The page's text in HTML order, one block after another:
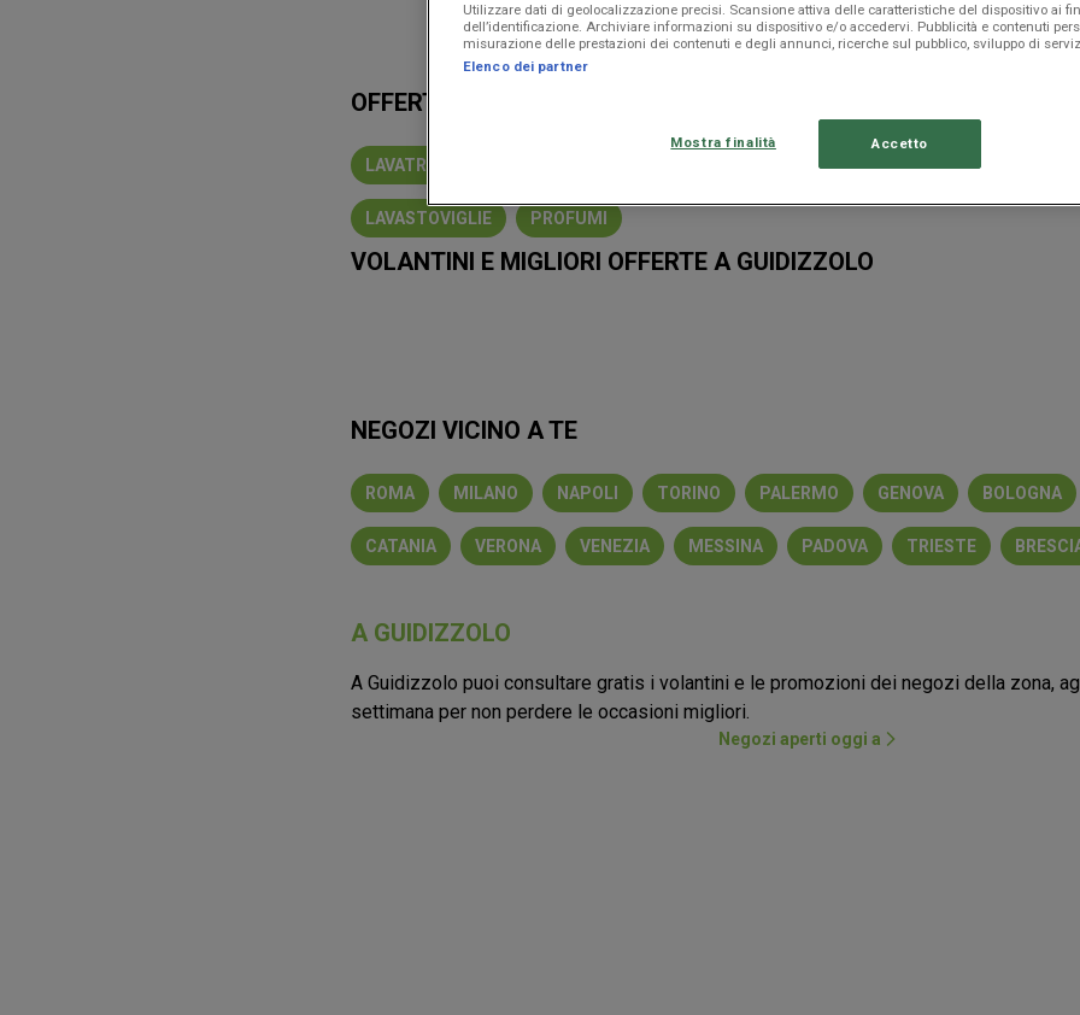
OFFERTE IN EVIDENZA
LAVATRICE FRIGORIFERI PELLET SMARTPHONE
LAVASTOVIGLIE PROFUMI
VOLANTINI E MIGLIORI OFFERTE A GUIDIZZOLO
NEGOZI VICINO A TE
ROMA MILANO NAPOLI TORINO PALERMO GENOVA BOLOGNA
CATANIA VERONA VENEZIA MESSINA PADOVA TRIESTE
A GUIDIZZOLO
A Guidizzolo puoi consultare gratis i volantini e le promozioni dei negozi della zona,
settimana per non perdere le occasioni migliori.
Negozi aperti oggi a
Utilizzare dati di geolocalizzazione precisi. Scansione attiva delle caratteristiche del dispositivo ai
dell’identificazione. Archiviare informazioni su dispositivo e/o accedervi. Pubblicità e contenuti
misurazione delle prestazioni dei contenuti e degli annunci, ricerche sul pubblico, sviluppo di
Elenco dei partner
Mostra finalità Accetto